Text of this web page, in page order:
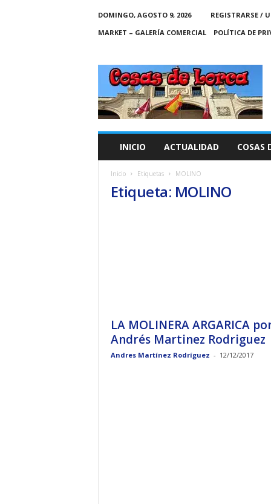
DOMINGO, AGOSTO 9, 2026
REGISTRARSE /
MARKET – GALERÍA COMERCIAL
POLÍTICA DE
C
A
S
INICIO ACTUALIDAD COSAS
Inicio Etiquetas MOLINO
Etiqueta: MOLINO
LA MOLINERA ARGARICA
Andrés Martinez Rodriguez
Andres Martínez Rodríguez - 12/12/2017